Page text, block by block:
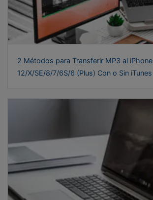
2 Métodos para Transferir MP3 al iPhone
12/X/SE/8/7/6S/6 (Plus) Con o Sin iTunes